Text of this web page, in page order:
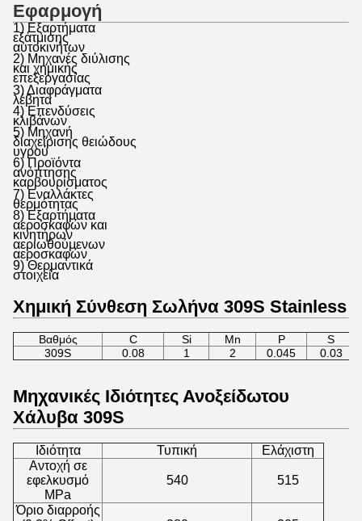
Εφαρμογή
1) Εξαρτήματα
εξάτμισης
αυτοκινήτων
2) Μηχανές διύλισης
και χημικής
επεξεργασίας
3) Διαφράγματα
λέβητα
4) Επενδύσεις
κλιβάνων
5) Μηχανή
διαχείρισης θειώδους
υγρού
6) Προϊόντα
ανόπτησης
καρβουρίσματος
7) Εναλλάκτες
θερμότητας
8) Εξαρτήματα
αεροσκαφών και
κινητήρων
αεριωθούμενων
αεροσκαφών
9) Θερμαντικά
στοιχεία
Χημική Σύνθεση Σωλήνα 309S Stainless
Βαθμός C Si Mn P
S
309S
0.08 1 2 0.045 0.03
Μηχανικές Ιδιότητες Ανοξείδωτου
Χάλυβα 309S
Ιδιότητα Τυπική
Ελάχιστη
Αντοχή σε
εφελκυσμό
MPa
540 515
Όριο διαρροής